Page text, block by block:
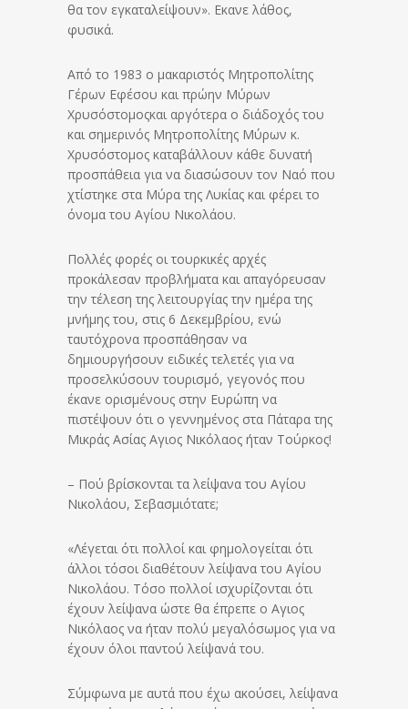
θα τον εγκαταλείψουν». Εκανε λάθος,
φυσικά.
Από το 1983 ο μακαριστός Μητροπολίτης
Γέρων Εφέσου και πρώην Μύρων
Χρυσόστομοςκαι αργότερα ο διάδοχός του
και σημερινός Μητροπολίτης Μύρων κ.
Χρυσόστομος καταβάλλουν κάθε δυνατή
προσπάθεια για να διασώσουν τον Ναό που
χτίστηκε στα Μύρα της Λυκίας και φέρει το
όνομα του Αγίου Νικολάου.
Πολλές φορές οι τουρκικές αρχές
προκάλεσαν προβλήματα και απαγόρευσαν
την τέλεση της λειτουργίας την ημέρα της
μνήμης του, στις 6 Δεκεμβρίου, ενώ
ταυτόχρονα προσπάθησαν να
δημιουργήσουν ειδικές τελετές για να
προσελκύσουν τουρισμό, γεγονός που
έκανε ορισμένους στην Ευρώπη να
πιστέψουν ότι ο γεννημένος στα Πάταρα της
Μικράς Ασίας Αγιος Νικόλαος ήταν Τούρκος!
– Πού βρίσκονται τα λείψανα του Αγίου
Νικολάου, Σεβασμιότατε;
«Λέγεται ότι πολλοί και φημολογείται ότι
άλλοι τόσοι διαθέτουν λείψανα του Αγίου
Νικολάου. Τόσο πολλοί ισχυρίζονται ότι
έχουν λείψανα ώστε θα έπρεπε ο Αγιος
Νικόλαος να ήταν πολύ μεγαλόσωμος για να
έχουν όλοι παντού λείψανά του.
Σύμφωνα με αυτά που έχω ακούσει, λείψανα